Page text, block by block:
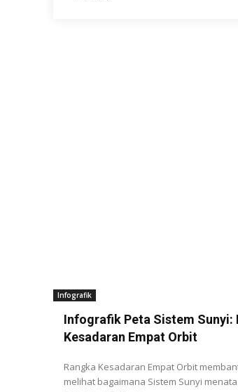
Infografik
Infografik Peta Sistem Sunyi:
Kesadaran Empat Orbit
Rangka Kesadaran Empat Orbit
melihat bagaimana Sistem Sunyi